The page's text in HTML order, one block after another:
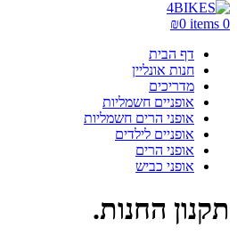
0
items
₪0
דף הבית
חנות אונליין
מדריכים
אופניים חשמליות
אופני הרים חשמליות
אופניים לילדים
אופני הרים
אופני כביש
תקנון החנות.